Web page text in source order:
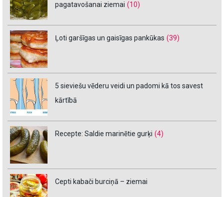
pagatavošanai ziemai (10)
Ļoti garšīgas un gaisīgas pankūkas (39)
5 sieviešu vēderu veidi un padomi kā tos savest
kārtībā
Recepte: Saldie marinētie gurķi (4)
Cepti kabači burciņā – ziemai